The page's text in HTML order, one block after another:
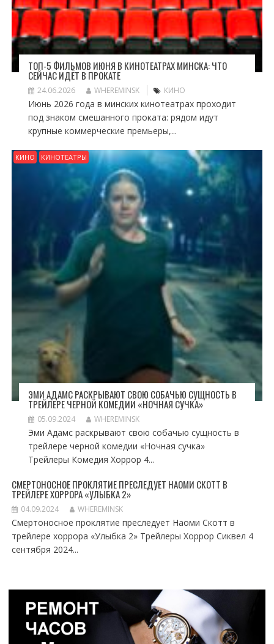
ТОП-5 ФИЛЬМОВ ИЮНЯ В КИНОТЕАТРАХ МИНСКА: ЧТО
СЕЙЧАС ИДЁТ В ПРОКАТЕ
24.06.2026 WHEREMINSK КИНО
Июнь 2026 года в минских кинотеатрах проходит
под знаком смешанного проката: рядом идут
крупные коммерческие премьеры,...
КИНО КИНОТЕАТРЫ
ЭМИ АДАМС РАСКРЫВАЮТ СВОЮ СОБАЧЬЮ СУЩНОСТЬ В
ТРЕЙЛЕРЕ ЧЕРНОЙ КОМЕДИИ «НОЧНАЯ СУЧКА»
05.09.2024 WHEREMINSK
Эми Адамс раскрывают свою собачью сущность в
трейлере черной комедии «Ночная сучка»
Трейлеры Комедия Хоррор 4...
СМЕРТОНОСНОЕ ПРОКЛЯТИЕ ПРЕСЛЕДУЕТ НАОМИ СКОТТ В
ТРЕЙЛЕРЕ ХОРРОРА «УЛЫБКА 2»
04.09.2024 WHEREMINSK
Смертоносное проклятие преследует Наоми Скотт в
трейлере хоррора «Улыбка 2» Трейлеры Хоррор Сиквел 4
сентября 2024...